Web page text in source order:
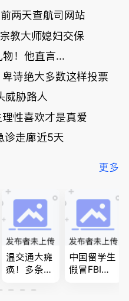
两天查航司网站
教大师媳妇交保
！他直言...
诗绝大多数这样投票
威胁路人
性喜欢才是真爱
诊走廊近5天
更多
温交通大瘫
痪！多条主
底；做顿饭
中国留学生
假冒FBI上